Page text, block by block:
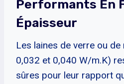
Performants En
Épaisseur
Les laines de verre ou
0,032 et 0,040 W/m.K)
sûres pour leur rapport